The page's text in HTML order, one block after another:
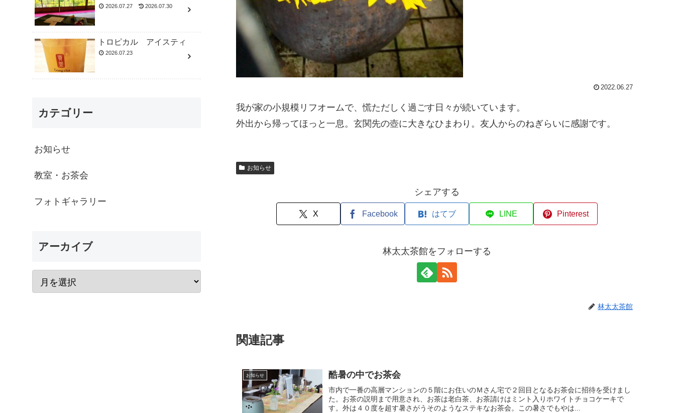
2022.06.27
我が家の小規模リフオームで、慌ただしく過ごす日々が続いています。
外出から帰ってほっと一息。玄関先の壺に大きなひまわり。友人からのねぎらいに感謝です。
お知らせ
シェアする
X Facebook はてブ LINE Pinterest
林太太茶館をフォローする
林太太茶館
関連記事
お知らせ 酷暑の中でお茶会
市内で一番の高層マンションの５階にお住いのＭさん宅で２回目となるお茶会に招待を受けまし
た。お茶の説明まで用意され、お茶は老白茶、お茶請けはミント入りホワイトチョコケーキで
す。外は４０度を超す暑さがうそのようなステキなお茶会。この暑さでもやは...
2026.07.27 2026.07.30
トロピカル アイスティ
2026.07.23
カテゴリー
お知らせ
教室・お茶会
フォトギャラリー
アーカイブ